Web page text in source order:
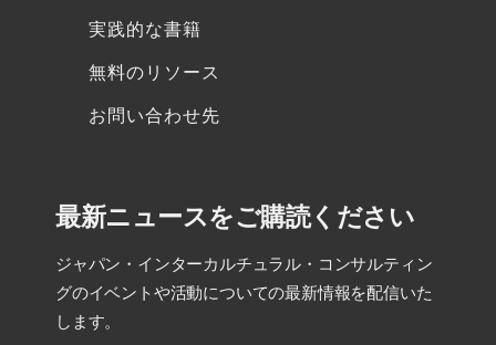
実践的な書籍
無料のリソース
お問い合わせ先
最新ニュースをご購読ください
ジャパン・インターカルチュラル・コンサルティン
グのイベントや活動についての最新情報を配信いた
します。